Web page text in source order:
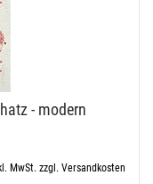
- modern
MwSt. zzgl. Versandkosten